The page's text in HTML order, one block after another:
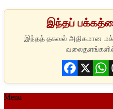
இந்தப்
Facebook
X
Menu